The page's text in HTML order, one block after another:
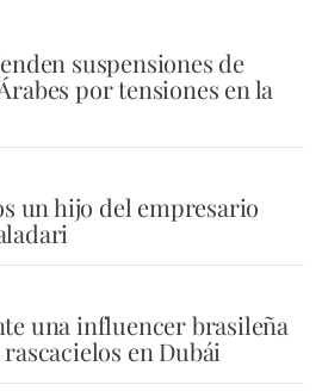
suspensiones de
por tensiones en la
un hijo del empresario
una influencer brasileña
en Dubái